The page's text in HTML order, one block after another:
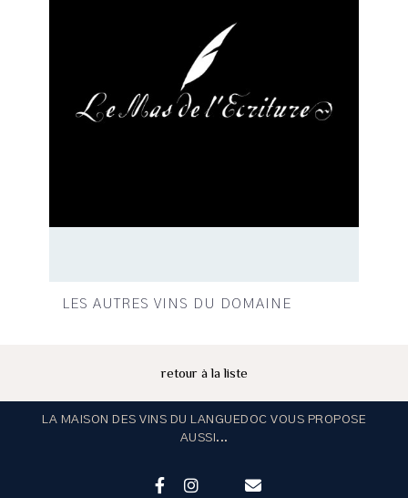
LES AUTRES VINS DU DOMAINE
retour à la liste
LA MAISON DES VINS DU LANGUEDOC VOUS PROPOSE
AUSSI...